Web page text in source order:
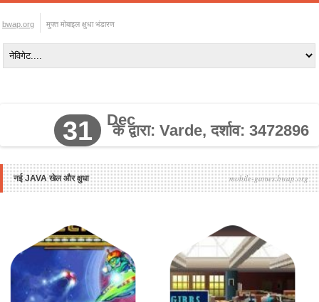
bwap.org मुफ्त मोबाइल क्षुधा भंडारण
Dec
31 के द्वारा: Varde, दर्शाव: 3472896
नई JAVA खेल और क्षुधा mobile-games.bwap.org